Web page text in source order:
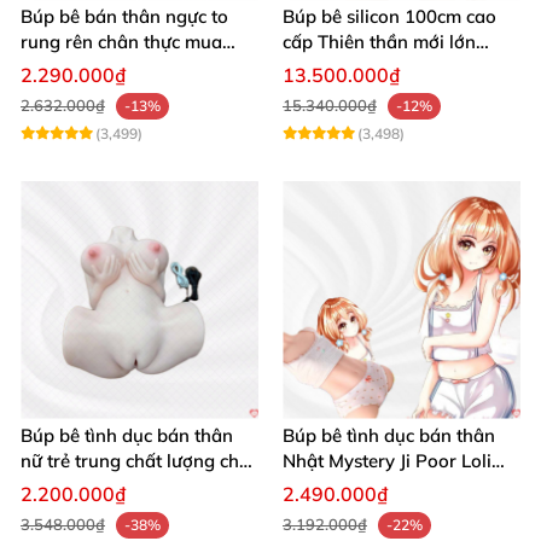
Búp bê tình dục XT Doll 157cm Akira Silicone D-cup mềm mại
Búp bê tình dục XT Doll 157cm Akira Silicone D-cup mềm mại
Nhanh tay sở hữu ngay XT Doll 157cm Akira – biểu
Búp bê bán thân ngực to
rung rên chân thực mua
ngay
2.290.000₫
2.632.000₫
-13%
(3,499)
Búp bê silicon 100cm cao
cấp Thiên thần mới lớn
mượt mà mềm mại
13.500.000₫
15.340.000₫
-12%
(3,498)
Búp bê tình dục bán thân
nữ trẻ trung chất lượng chất
chơi
2.200.000₫
3.548.000₫ -38%
Búp bê tình dục bán thân
Nhật Mystery Ji Poor Loli
TPE 6kg siêu mềm mại
2.490.000₫
3.192.000₫ -22%